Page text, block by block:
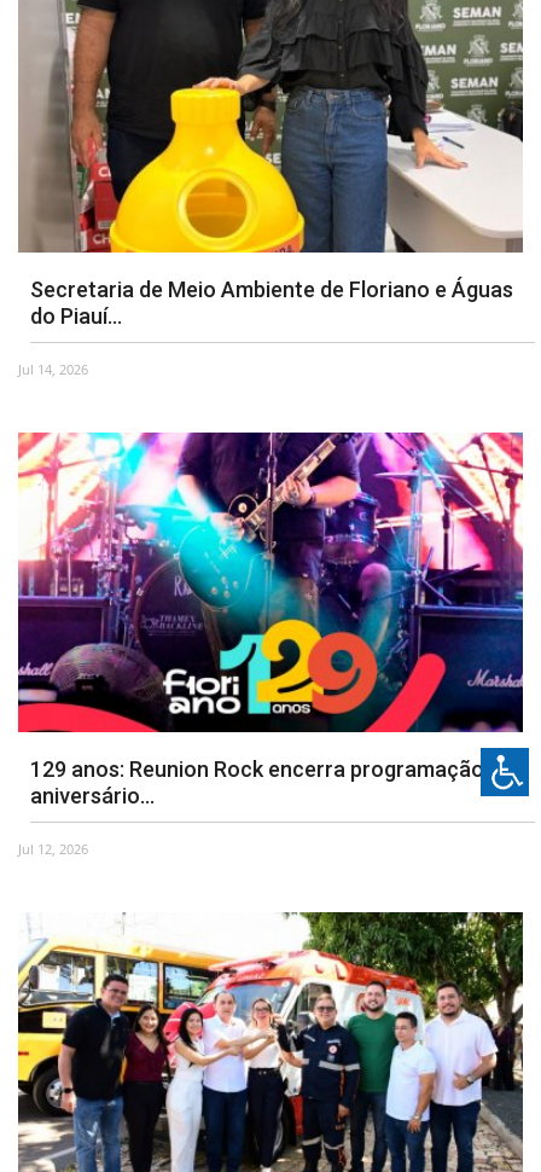
Secretaria de Meio Ambiente de Floriano e Águas
do Piauí...
Jul 14, 2026
129 anos: Reunion Rock encerra programação de
aniversário...
Jul 12, 2026